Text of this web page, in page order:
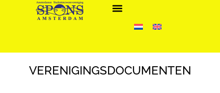
VERENIGINGSDOCUMENTEN